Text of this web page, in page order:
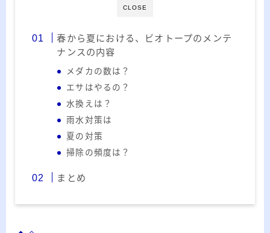
CLOSE
春から夏における、ビオトープのメンテ
ナンスの内容
メダカの数は？
エサはやるの？
水換えは？
雨水対策は
夏の対策
掃除の頻度は？
まとめ